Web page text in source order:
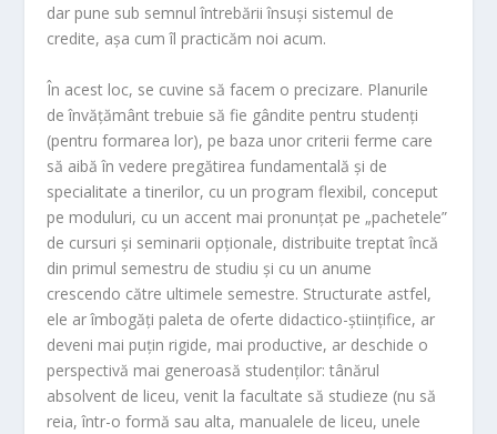
dar pune sub semnul întrebării însuși sistemul de
credite, așa cum îl practicăm noi acum.
În acest loc, se cuvine să facem o precizare. Planurile
de învățământ trebuie să fie gândite pentru studenți
(pentru formarea lor), pe baza unor criterii ferme care
să aibă în vedere pregătirea fundamentală și de
specialitate a tinerilor, cu un program flexibil, conceput
pe moduluri, cu un accent mai pronunțat pe „pachetele”
de cursuri și seminarii opționale, distribuite treptat încă
din primul semestru de studiu și cu un anume
crescendo către ultimele semestre. Structurate astfel,
ele ar îmbogăți paleta de oferte didactico-științifice, ar
deveni mai puțin rigide, mai productive, ar deschide o
perspectivă mai generoasă studenților: tânărul
absolvent de liceu, venit la facultate să studieze (nu să
reia, într-o formă sau alta, manualele de liceu, unele